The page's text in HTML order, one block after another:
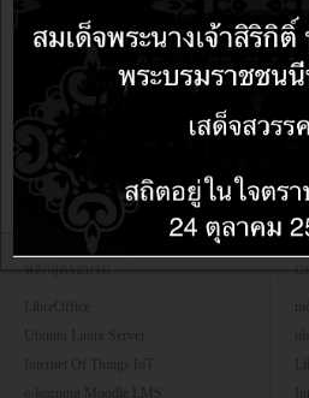
ตารางอบรม2012
CentOS-Essential
หลักสูตรอบรม
LibreOffice
Ubuntu Linux Server
Internet Of Things IoT
e-learning Moodle LMS
บ